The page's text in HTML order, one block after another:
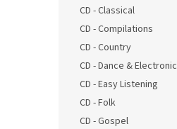
CD - Classical
CD - Compilations
CD - Country
CD - Dance & Electronic
CD - Easy Listening
CD - Folk
CD - Gospel